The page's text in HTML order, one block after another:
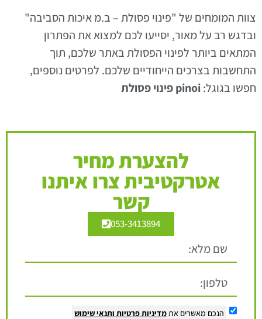
צוות המומחים של "פינוי פסולת – ב.מ איכות הסביבה"
ובדגש רב על מאור, יסייעו לכם למצוא את הפתרון
המתאים ביותר לפינוי הפסולת באתר שלכם, תוך
התחשבות בצרכים הייחודיים שלכם. לפרטים נוספים,
חפשו בגוגל:pinoi פינוי פסולת
להצערת מחיר
אטרקטיבית צרו איתנו
קשר
053-3413894
הנכם מאשרים אתמדיניות פרטיות ותנאי שימוש